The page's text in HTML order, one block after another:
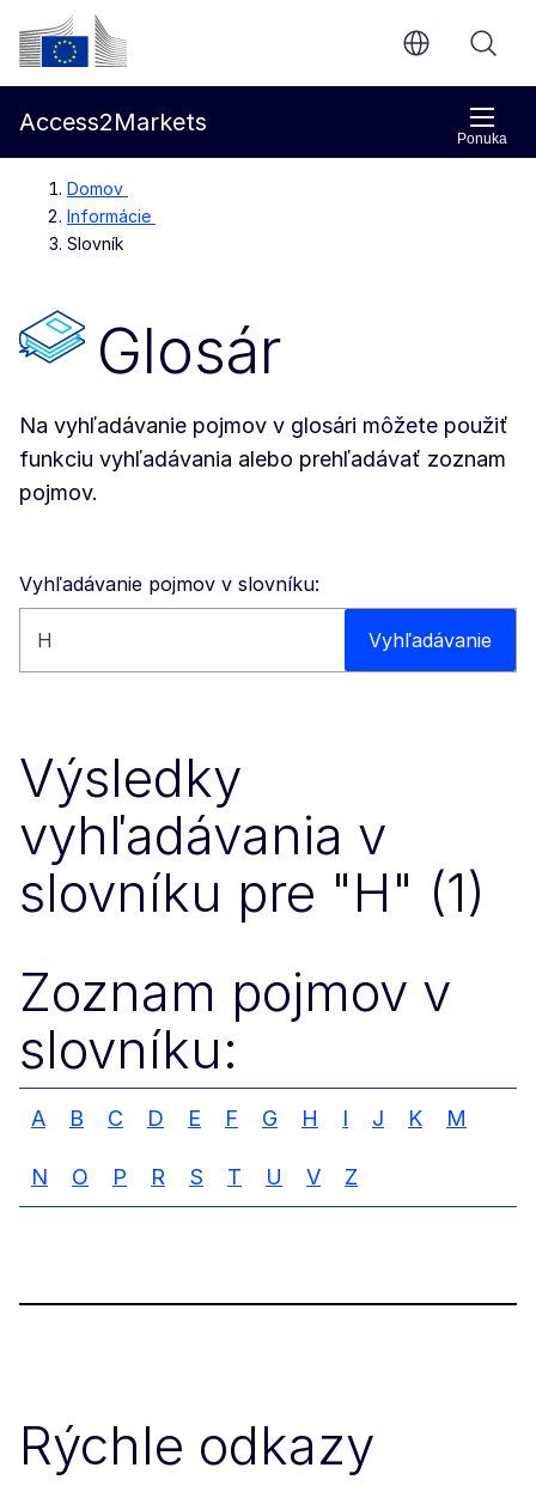
Prejsť na hlavný obsah
Európska komisia
Ponuka
Access2Markets
Domov
Informácie
Slovník
Glosár
Na vyhľadávanie pojmov v glosári môžete použiť
funkciu vyhľadávania alebo prehľadávať zoznam
pojmov.
Vyhľadávanie pojmov v slovníku:
Vyhľadávať na týchto stránkach Vyhľadávanie
Výsledky
vyhľadávania v
slovníku pre "H" (1)
Zoznam pojmov v
slovníku:
A B C D E F G H I J K M
N O P R S T U V Z
Rýchle odkazy